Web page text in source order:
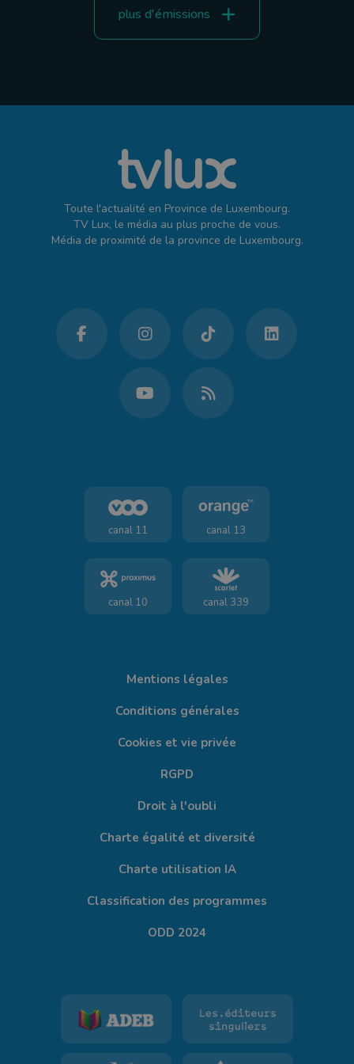
plus d'émissions
Toute l'actualité en Province de Luxembourg.
TV Lux, le média au plus proche de vous.
Média de proximité de la province de Luxembourg.
canal 11 canal 13
canal 10 canal 339
Mentions légales
Conditions générales
Cookies et vie privée
RGPD
Droit à l'oubli
Charte égalité et diversité
Charte utilisation IA
Classification des programmes
ODD 2024